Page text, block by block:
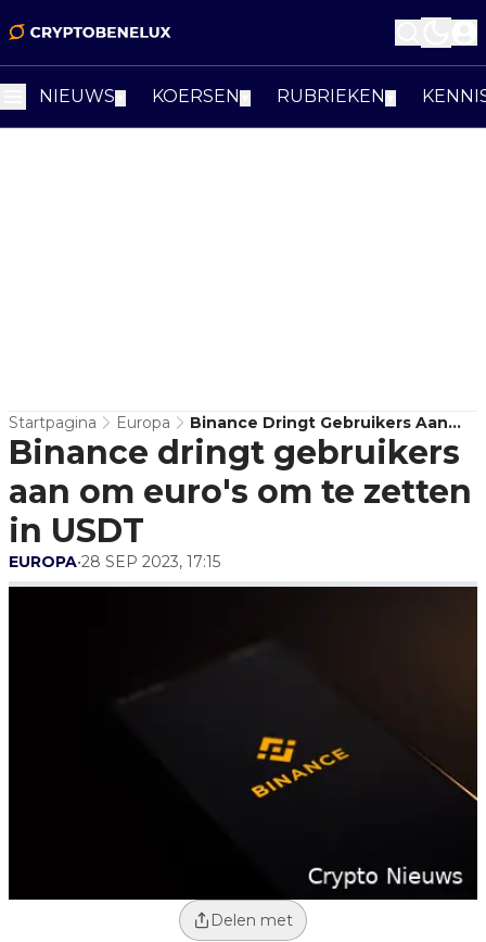
NIEUWS KOERSEN RUBRIEKEN
Startpagina Europa
Binance Dringt Gebruikers Aan
Om Euro's Om Te Zetten In USDT
Binance dringt gebruikers
aan om euro's om te zetten
in USDT
EUROPA•28 SEP 2023, 17:15
Delen met